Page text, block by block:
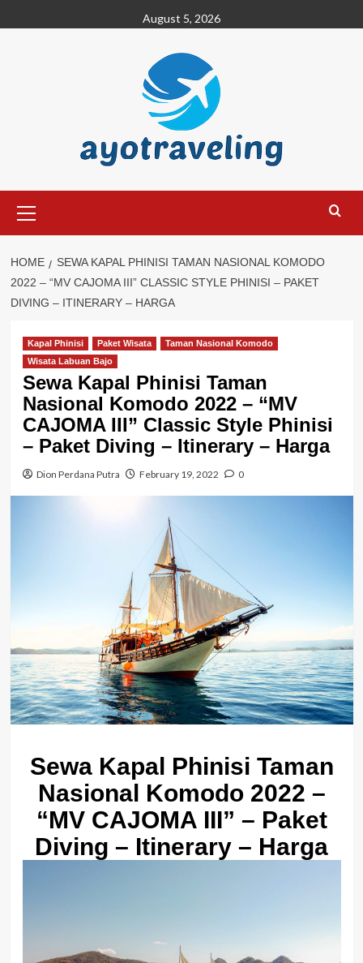
to
August 5, 2026
Menu
HOME
SEWA KAPAL PHINISI TAMAN NASIONAL KOMODO
2022 – “MV CAJOMA III” CLASSIC STYLE PHINISI – PAKET
DIVING – ITINERARY – HARGA
Kapal Phinisi Paket Wisata
Taman Nasional Komodo
Wisata Labuan Bajo
Sewa Kapal Phinisi Taman
Nasional Komodo 2022 – “MV
CAJOMA III” Classic Style Phinisi
– Paket Diving – Itinerary – Harga
Dion Perdana Putra February 19, 2022 0
Sewa Kapal Phinisi Taman
Nasional Komodo 2022 –
“MV CAJOMA III” – Paket
Diving – Itinerary – Harga